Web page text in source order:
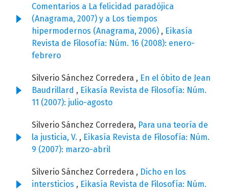
Comentarios a La felicidad paradójica
(Anagrama, 2007) y a Los tiempos
hipermodernos (Anagrama, 2006) , Eikasía
Revista de Filosofía: Núm. 16 (2008): enero-
febrero
Silverio Sánchez Corredera , En el óbito de Jean
Baudrillard , Eikasía Revista de Filosofía: Núm.
11 (2007): julio-agosto
Silverio Sánchez Corredera, Para una teoría de
la justicia, V. , Eikasía Revista de Filosofía: Núm.
9 (2007): marzo-abril
Silverio Sánchez Corredera , Dicho en los
intersticios , Eikasía Revista de Filosofía: Núm.